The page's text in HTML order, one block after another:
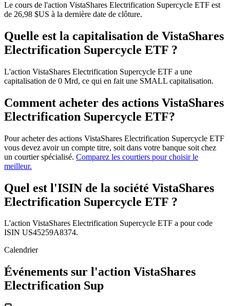
Le cours de l'action VistaShares Electrification Supercycle ETF est
de 26,98 $US à la dernière date de clôture.
Quelle est la capitalisation de VistaShares
Electrification Supercycle ETF ?
L'action VistaShares Electrification Supercycle ETF a une
capitalisation de 0 Mrd, ce qui en fait une SMALL capitalisation.
Comment acheter des actions VistaShares
Electrification Supercycle ETF?
Pour acheter des actions VistaShares Electrification Supercycle ETF
vous devez avoir un compte titre, soit dans votre banque soit chez
un courtier spécialisé. Comparez les courtiers pour choisir le
meilleur.
Quel est l'ISIN de la société VistaShares
Electrification Supercycle ETF ?
L'action VistaShares Electrification Supercycle ETF a pour code
ISIN US45259A8374.
Calendrier
Événements sur l'action VistaShares
Electrification Sup